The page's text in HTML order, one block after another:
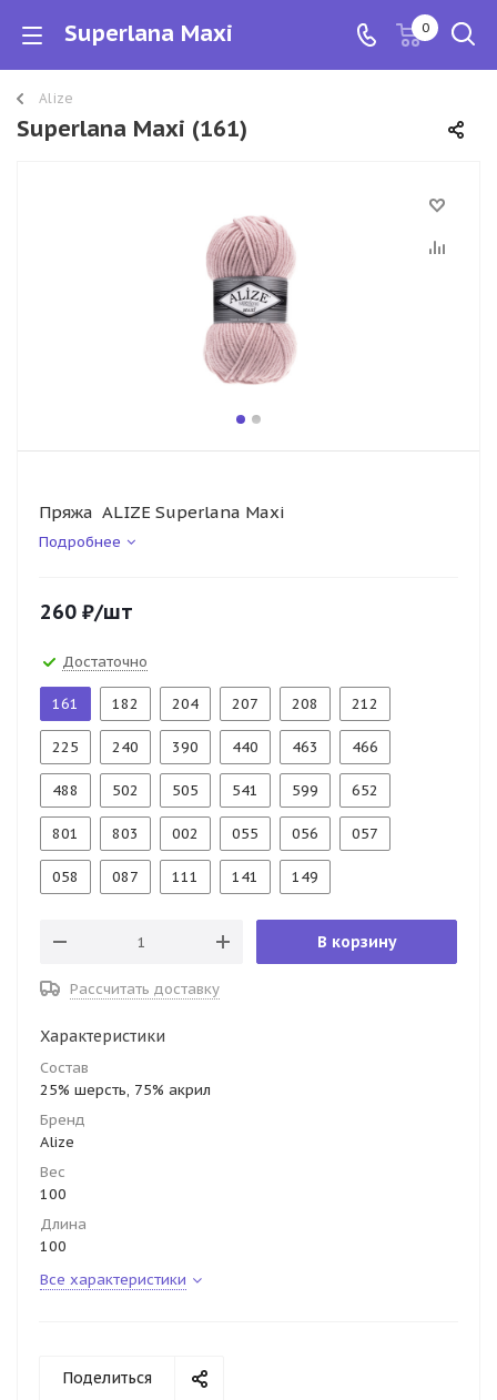
Superlana Maxi 0
Alize
Superlana Maxi (161)
Пряжа ALIZE Superlana Maxi
Подробнее
260 ₽/шт
Достаточно
161 182 204 207 208 212
225 240 390 440 463 466
488 502 505 541 599 652
801 803 002 055 056 057
058 087 111 141 149
В корзину
Рассчитать доставку
Характеристики
Состав
25% шерсть, 75% акрил
Бренд
Alize
Вес
100
Длина
100
Все характеристики
Поделиться